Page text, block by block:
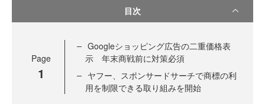
目次
Page
1
Googleショッピング広告の二重価格表
示 年末商戦前に対策必須
ヤフー、スポンサードサーチで商標の利
用を制限できる取り組みを開始